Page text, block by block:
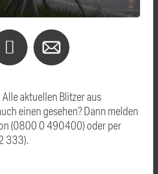
aktuellen Blitzer aus
einen gesehen? Dann melden
(0800 0 490400) oder per
333).